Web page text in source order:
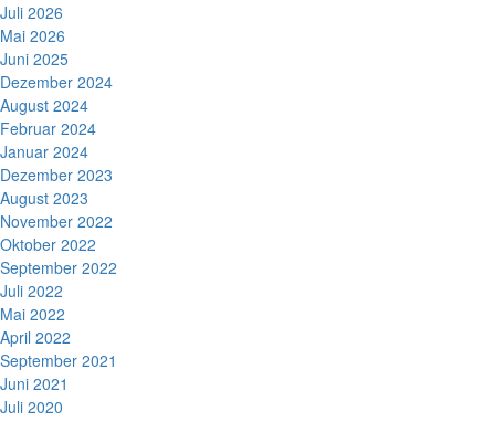
Juli 2026
Mai 2026
Juni 2025
Dezember 2024
August 2024
Februar 2024
Januar 2024
Dezember 2023
August 2023
November 2022
Oktober 2022
September 2022
Juli 2022
Mai 2022
April 2022
September 2021
Juni 2021
Juli 2020